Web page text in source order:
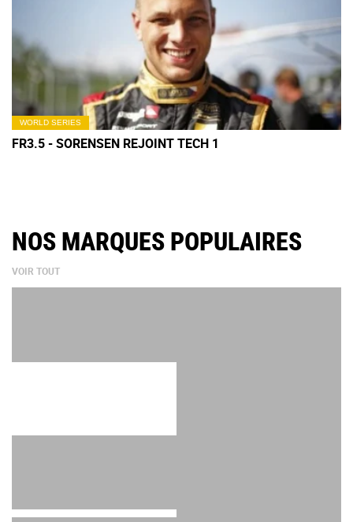
WORLD SERIES
FR3.5 - SORENSEN REJOINT TECH 1
NOS MARQUES POPULAIRES
VOIR TOUT